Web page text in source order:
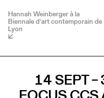
Hannah Weinberger à la
Biennale d'art contemporain de
Lyon
14 SEPT